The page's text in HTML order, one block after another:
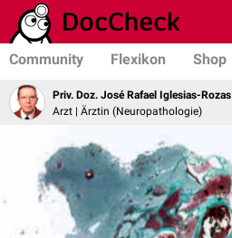
Community Flexikon Shop
Priv. Doz. José Rafael Iglesias-Rozas
Arzt | Ärztin (Neuropathologie)